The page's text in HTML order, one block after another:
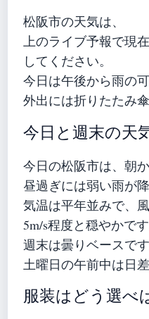
松阪市の天気は、
上のライブ予報で現
してください。
今日は午後から雨の可
外出には折りたたみ
今日と週末の天
今日の松阪市は、朝
昼過ぎには弱い雨が
気温は平年並みで、
5m/s程度と穏やかです
週末は曇りベースです
土曜日の午前中は日
服装はどう選べ